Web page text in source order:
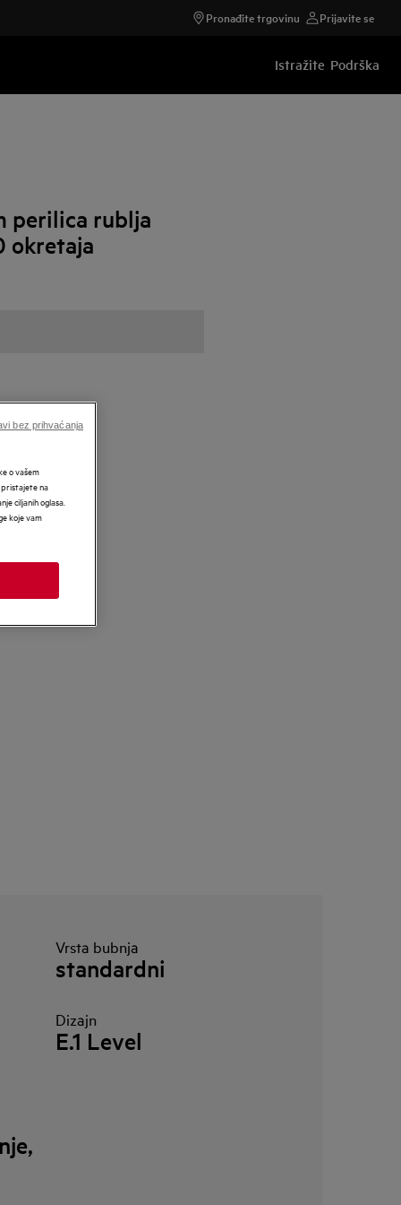
Pronađite trgovinu Prijavite se
Istražite Podrška
perilica rublja
okretaja
Vrsta bubnja
standardni
Dizajn
E.1 Level
o vašem
na
ciljanih oglasa.
koje vam
bez prihvaćanja